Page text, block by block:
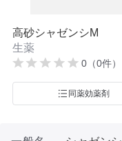
高砂シャゼンシM
生薬
0（0件）
同薬効薬剤